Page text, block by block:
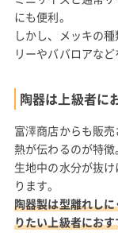
にも便利。
しかし、メッキの
リーやババロアな
陶器は上級者に
富澤商店からも販
熱が伝わるのが特徴。
生地中の水分が抜
ります。
陶器製は型離れし
りたい上級者にお